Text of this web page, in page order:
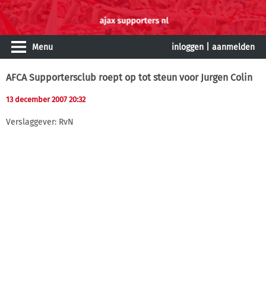
Menu inloggen aanmelden
AFCA Supportersclub roept op tot steun voor Jurgen Colin
13 december 2007 20:32
Verslaggever: RvN